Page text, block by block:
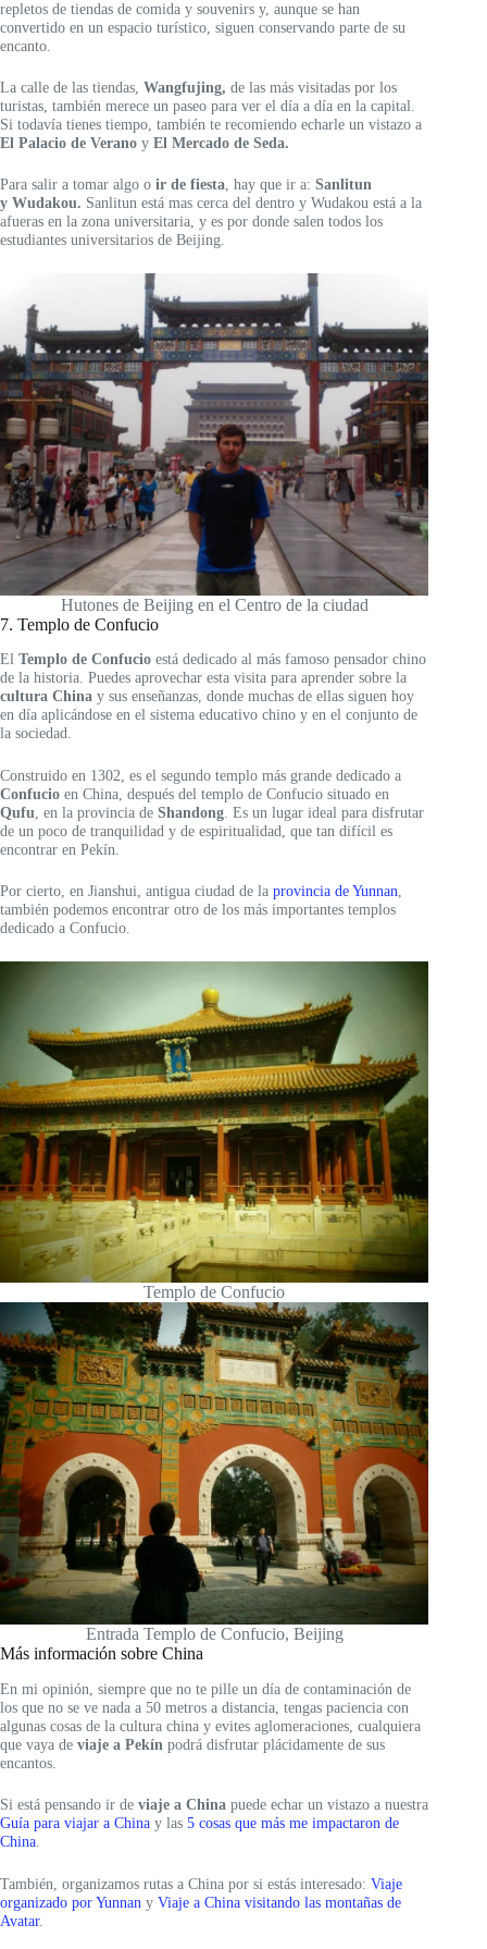
repletos de tiendas de comida y souvenirs y, aunque se han
convertido en un espacio turístico, siguen conservando parte de su
encanto.
La calle de las tiendas, Wangfujing, de las más visitadas por los
turistas, también merece un paseo para ver el día a día en la capital.
Si todavía tienes tiempo, también te recomiendo echarle un vistazo a
El Palacio de Verano y El Mercado de Seda.
Para salir a tomar algo o ir de fiesta, hay que ir a: Sanlitun
y Wudakou. Sanlitun está mas cerca del dentro y Wudakou está a la
afueras en la zona universitaria, y es por donde salen todos los
estudiantes universitarios de Beijing.
Hutones de Beijing en el Centro de la ciudad
7. Templo de Confucio
El Templo de Confucio está dedicado al más famoso pensador chino
de la historia. Puedes aprovechar esta visita para aprender sobre la
cultura China y sus enseñanzas, donde muchas de ellas siguen hoy
en día aplicándose en el sistema educativo chino y en el conjunto de
la sociedad.
Construido en 1302, es el segundo templo más grande dedicado a
Confucio en China, después del templo de Confucio situado en
Qufu , en la provincia de Shandong . Es un lugar ideal para disfrutar
de un poco de tranquilidad y de espiritualidad, que tan difícil es
encontrar en Pekín.
Por cierto, en Jianshui, antigua ciudad de la provincia de Yunnan,
también podemos encontrar otro de los más importantes templos
dedicado a Confucio.
Templo de Confucio
Entrada Templo de Confucio, Beijing
Más información sobre China
En mi opinión, siempre que no te pille un día de contaminación de
los que no se ve nada a 50 metros a distancia, tengas paciencia con
algunas cosas de la cultura china y evites aglomeraciones, cualquiera
que vaya de viaje a Pekín podrá disfrutar plácidamente de sus
encantos.
Si está pensando ir de viaje a China puede echar un vistazo a nuestra
Guía para viajar a China y las 5 cosas que más me impactaron de
China.
También, organizamos rutas a China por si estás interesado: Viaje
organizado por Yunnan y Viaje a China visitando las montañas de
Avatar.